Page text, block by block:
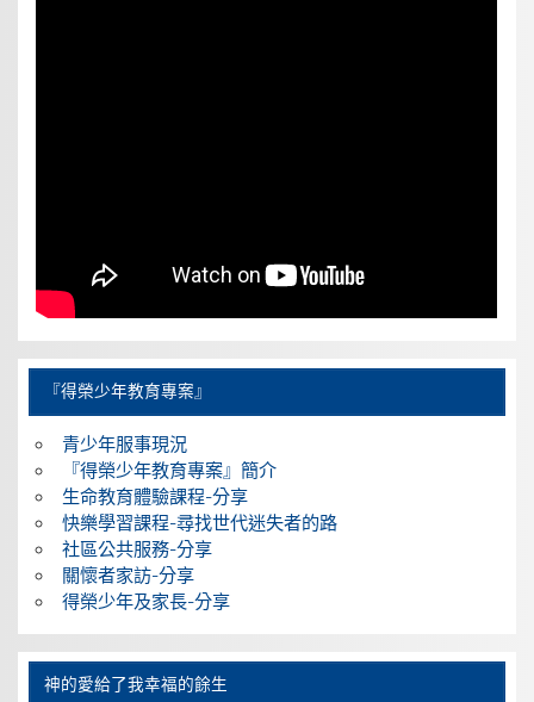
『得榮少年教育專案』
青少年服事現況
『得榮少年教育專案』簡介
生命教育體驗課程-分享
快樂學習課程-尋找世代迷失者的路
社區公共服務-分享
關懷者家訪-分享
得榮少年及家長-分享
神的愛給了我幸福的餘生